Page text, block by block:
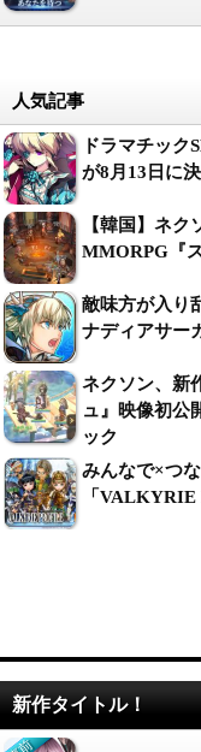
人気記事
ドラマチック
が8月13日に
【韓国】ネ
MMORPG『
敵味方が入り
ナディアサー
ネクソン、新
ュ』映像初公
ック
みんなで×つ
「
新作タイトル！